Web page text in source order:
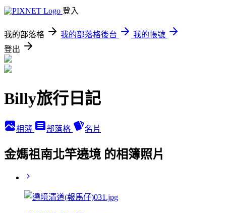
登入
我的部落格 我的部落格後台
我的帳號
登出
Billy旅行日記
相簿 部落格 名片
金媽祖南北竿遶境 的相簿照片